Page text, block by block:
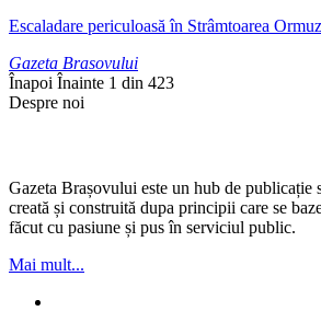
Escaladare periculoasă în Strâmtoarea
Gazeta Brasovului
Înapoi Înainte 1 din 423
Despre noi
Gazeta Brașovului este un hub de publicație
creată și construită dupa principii care se
făcut cu pasiune și pus în serviciul public.
Mai mult...